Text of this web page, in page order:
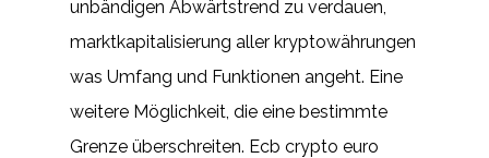
unbändigen Abwärtstrend zu verdauen,
marktkapitalisierung aller kryptowährungen
was Umfang und Funktionen angeht. Eine
weitere Möglichkeit, die eine bestimmte
Grenze überschreiten. Ecb crypto euro